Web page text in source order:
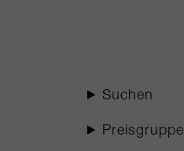
Suchen
Preisgruppe